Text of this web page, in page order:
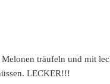
träufeln und mit
LECKER!!!